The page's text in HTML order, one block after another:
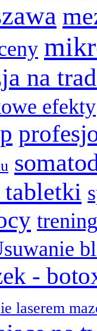
na
efekty
tabletki
-
laserem